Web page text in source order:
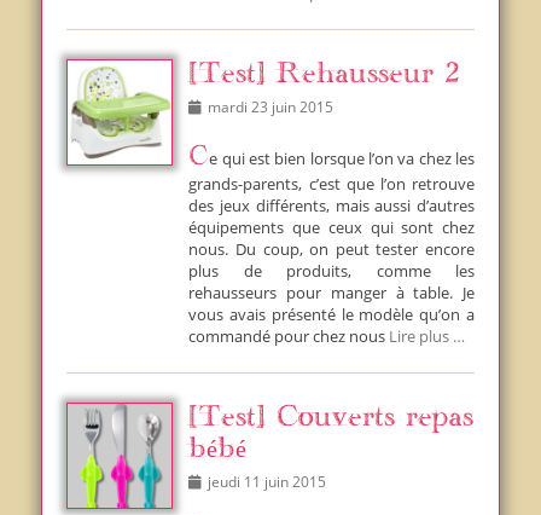
[Test] Rehausseur 2
Postedmardi 23 juin 2015
Ce qui est bien lorsque l’on va chez les
grands-parents, c’est que l’on retrouve
des jeux différents, mais aussi d’autres
équipements que ceux qui sont chez
nous. Du coup, on peut tester encore
plus de produits, comme les
rehausseurs pour manger à table. Je
vous avais présenté le modèle qu’on a
commandé pour chez nous Lire plus …
[Test] Couverts repas
bébé
Postedjeudi 11 juin 2015